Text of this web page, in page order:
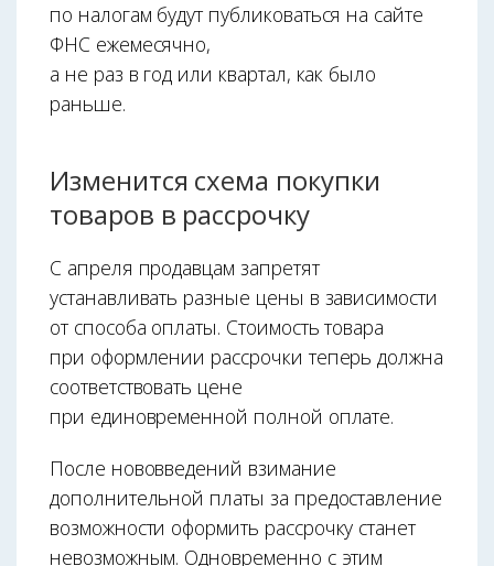
по налогам будут публиковаться на сайте
ФНС ежемесячно,
а не раз в год или квартал, как было
раньше.
Изменится схема покупки
товаров в рассрочку
С апреля продавцам запретят
устанавливать разные цены в зависимости
от способа оплаты. Стоимость товара
при оформлении рассрочки теперь должна
соответствовать цене
при единовременной полной оплате.
После нововведений взимание
дополнительной платы за предоставление
возможности оформить рассрочку станет
невозможным. Одновременно с этим